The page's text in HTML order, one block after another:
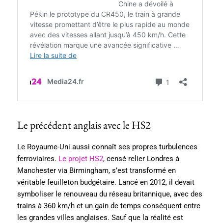
Le précédent anglais avec le HS2
Le Royaume-Uni aussi connaît ses propres turbulences
ferroviaires. Le projet HS2, censé relier Londres à
Manchester via Birmingham, s’est transformé en
véritable feuilleton budgétaire. Lancé en 2012, il devait
symboliser le renouveau du réseau britannique, avec des
trains à 360 km/h et un gain de temps conséquent entre
les grandes villes anglaises. Sauf que la réalité est